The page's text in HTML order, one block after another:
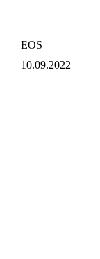
EOS
10.09.2022